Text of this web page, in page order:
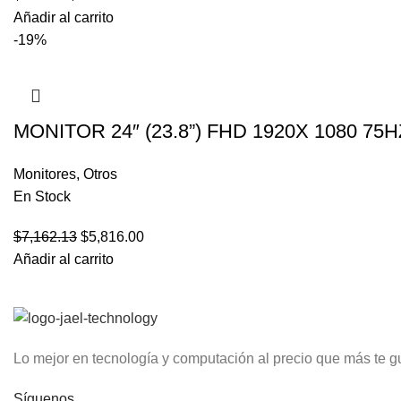
Añadir al carrito
-19%
MONITOR 24″ (23.8”) FHD 1920X 1080
Monitores, Otros
En Stock
$7,162.13 $5,816.00
Añadir al carrito
Lo mejor en tecnología y computación al precio que más te